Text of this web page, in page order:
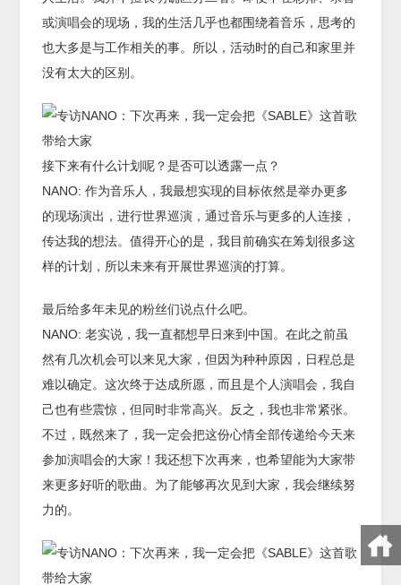
或演唱会的现场，我的生活几乎也都围绕着音乐，思考的
也大多是与工作相关的事。所以，活动时的自己和家里并
没有太大的区别。
接下来有什么计划呢？是否可以透露一点？
NANO: 作为音乐人，我最想实现的目标依然是举办更多
的现场演出，进行世界巡演，通过音乐与更多的人连接，
传达我的想法。值得开心的是，我目前确实在筹划很多这
样的计划，所以未来有开展世界巡演的打算。
最后给多年未见的粉丝们说点什么吧。
NANO: 老实说，我一直都想早日来到中国。在此之前虽
然有几次机会可以来见大家，但因为种种原因，日程总是
难以确定。这次终于达成所愿，而且是个人演唱会，我自
己也有些震惊，但同时非常高兴。反之，我也非常紧张。
不过，既然来了，我一定会把这份心情全部传递给今天来
参加演唱会的大家！我还想下次再来，也希望能为大家带
来更多好听的歌曲。为了能够再次见到大家，我会继续努
力的。